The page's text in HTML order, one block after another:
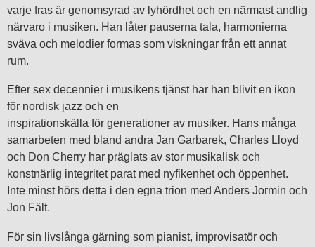
varje fras är genomsyrad av lyhördhet och en närmast andlig
närvaro i musiken. Han låter pauserna tala, harmonierna
sväva och melodier formas som viskningar från ett annat
rum.
Efter sex decennier i musikens tjänst har han blivit en ikon
för nordisk jazz och en
inspirationskälla för generationer av musiker. Hans många
samarbeten med bland andra Jan Garbarek, Charles Lloyd
och Don Cherry har präglats av stor musikalisk och
konstnärlig integritet parat med nyfikenhet och öppenhet.
Inte minst hörs detta i den egna trion med Anders Jormin och
Jon Fält.
För sin livslånga gärning som pianist, improvisatör och